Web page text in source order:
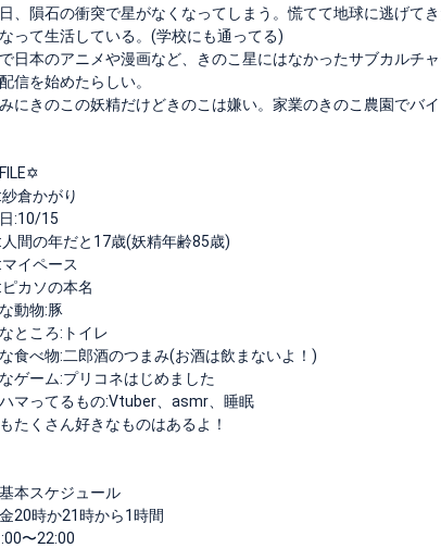
、隕石の衝突で星がなくなってしまう。慌てて地球に逃げて
って生活している。(学校にも通ってる)
日本のアニメや漫画など、きのこ星にはなかったサブカルチ
信を始めたらしい。
にきのこの妖精だけどきのこは嫌い。家業のきのこ農園でバイ
倉かがり
:10/15
間の年だと17歳(妖精年齢85歳)
イペース
カソの本名
動物:豚
ところ:トイレ
食べ物:二郎酒のつまみ(お酒は飲まないよ！)
ゲーム:プリコネはじめました
マってるもの:Vtuber、asmr、睡眠
たくさん好きなものはあるよ！
本スケジュール
20時か21時から1時間
〜22:00